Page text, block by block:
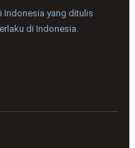
Indonesia yang ditulis
di Indonesia.